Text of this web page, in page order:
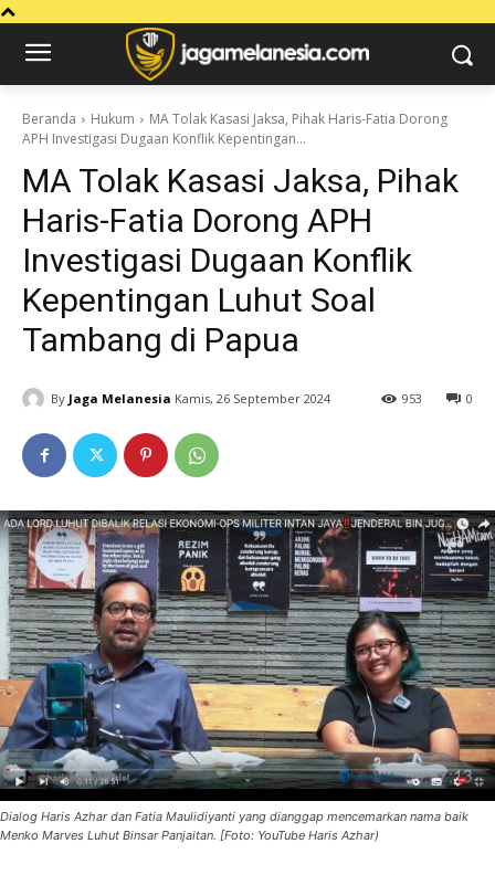
Beranda Hukum
MA Tolak Kasasi Jaksa, Pihak Haris-Fatia Dorong
APH Investigasi Dugaan Konflik Kepentingan...
MA Tolak Kasasi Jaksa, Pihak
Haris-Fatia Dorong APH
Investigasi Dugaan Konflik
Kepentingan Luhut Soal
Tambang di Papua
By Jaga Melanesia Kamis, 26 September 2024 0
953
Dialog Haris Azhar dan Fatia Maulidiyanti yang dianggap mencemarkan nama baik
Menko Marves Luhut Binsar Panjaitan. [Foto: YouTube Haris Azhar)